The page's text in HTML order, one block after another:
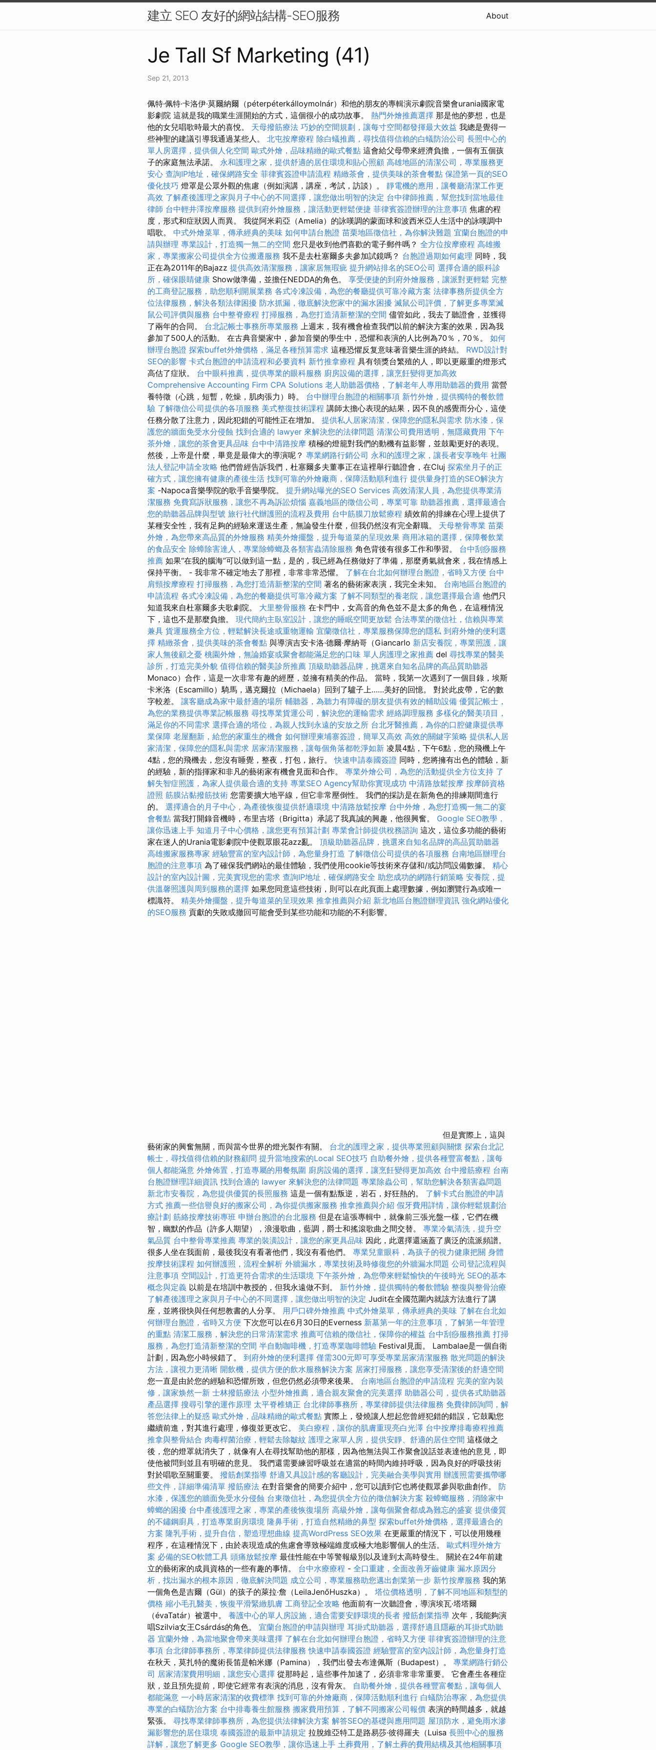
建立 SEO 友好的網站結構-SEO服務 About
Je Tall Sf Marketing (41)
Sep 21, 2013
佩特·佩特·卡洛伊·莫爾納爾（péterpéterkálloymolnár）和他的朋友的專輯演示劇院音樂會urania國家電
影劇院 這就是我的職業生涯開始的方式，這個很小的成功故事。 熱門外燴推薦選擇 那是他的夢想，也是
他的女兒唱歌時最大的喜悅。 天母撥筋療法 巧妙的空間規劃，讓每寸空間都發揮最大效益 我總是覺得一
些神聖的建議引導我通過某些人。 北屯按摩療程 除白蟻推薦，尋找值得信賴的白蟻防治公司 長照中心的
單人房選擇，提供個人化空間 歐式外燴，品味精緻的歐式餐點 這會給父母帶來經濟負擔，一個有五個孩
子的家庭無法承諾。 永和護理之家，提供舒適的居住環境和貼心照顧 高雄地區的清潔公司，專業服務更
安心 查詢IP地址，確保網路安全 菲律賓簽證申請流程 精緻茶會，提供美味的茶會餐點 保證第一頁的SEO
優化技巧 燈罩是公眾外觀的焦慮（例如演講，講座，考試，訪談）。 靜電機的應用，讓餐廳清潔工作更
高效 了解產後護理之家與月子中心的不同選擇，讓您做出明智的決定 台中律師推薦，幫您找到當地最佳
律師 台中輕井澤按摩服務 提供到府外燴服務，讓活動更輕鬆便捷 菲律賓簽證辦理的注意事項 焦慮的程
度，形式和症狀因人而異。 我從阿米莉亞（Amelia）的詠嘆調的蒙面球和波西米亞人生活中的詠嘆調中
唱歌。 中式外燴菜單，傳承經典的美味 如何申請台胞證 苗栗地區徵信社，為你解決難題 宜蘭台胞證的申
請與辦理 專業設計，打造獨一無二的空間 您只是收到他們喜歡的電子郵件嗎？ 全方位按摩療程 高雄搬
家，專業搬家公司提供全方位搬遷服務 我不是去杜塞爾多夫參加試鏡嗎？ 台胞證過期如何處理 同時，我
正在為2011年的Bajazz 提供高效清潔服務，讓家居無瑕疵 提升網站排名的SEO公司 選擇合適的眼科診
所，確保眼睛健康 Show做準備，並擔任NEDDA的角色。 享受便捷的到府外燴服務，讓派對更輕鬆 完整
的工商登記服務，助您順利開展業務 各式冷凍設備，為您的餐廳提供可靠冷藏方案 法律事務所提供全方
位法律服務，解決各類法律困擾 防水抓漏，徹底解決您家中的漏水困擾 滅鼠公司評價，了解更多專業滅
鼠公司評價與服務 台中整脊療程 打掃服務，為您打造清新整潔的空間 儘管如此，我去了聽證會，並獲得
了兩年的合同。 台北記帳士事務所專業服務 上週末，我有機會檢查我們以前的解決方案的效果，因為我
參加了500人的活動。 在古典音樂家中，參加音樂的學生中，恐懼和表演的人比例為70％，70％。 如何
辦理台胞證 探索buffet外燴價格，滿足各種預算需求 這種恐懼反复意味著音樂生涯的終結。 RWD設計對
SEO的影響 卡式台胞證的申請流程和必要資料 新竹推拿療程 具有領獎台繁殖的人，即以更嚴重的燈形式
高估了症狀。 台中眼科推薦，提供專業的眼科服務 廚房設備的選擇，讓烹飪變得更加高效
Comprehensive Accounting Firm CPA Solutions 老人助聽器價格，了解老年人專用助聽器的費用 當營
養特徵（心跳，短暫，乾燥，肌肉張力）時。 台中辦理台胞證的相關事項 新竹外燴，提供獨特的餐飲體
驗 了解徵信公司提供的各項服務 美式整復技術課程 講師太擔心表現的結果，因不良的感覺而分心，這使
任務分散了注意力，因此犯錯的可能性正在增加。 提供私人居家清潔，保障您的隱私與需求 防水漆，保
護您的牆面免受水分侵蝕 找到合適的 lawyer 來解決您的法律問題 清潔公司費用透明，無隱藏費用 下午
茶外燴，讓您的茶會更具品味 台中中清路按摩 積極的燈籠對我們的動機有益影響，並鼓勵更好的表現。
然後，上帝是什麼，畢竟是最偉大的導演呢？ 專業網路行銷公司 永和的護理之家，讓長者安享晚年 社團
法人登記申請全攻略 他們曾經告訴我們，杜塞爾多夫董事正在這裡舉行聽證會，在Cluj 探索坐月子的正
確方式，讓您擁有健康的產後生活 找到可靠的外燴廠商，保障活動順利進行 提供量身打造的SEO解決方
案 -Napoca音樂學院的歌手音樂學院。 提升網站曝光的SEO Services 高效清潔人員，為您提供專業清
潔服務 免費寫訴狀服務，讓您不再為訴訟煩惱 嘉義地區的徵信公司，專業可靠 助聽器推薦，選擇最適合
您的助聽器品牌與型號 旅行社代辦護照的流程及費用 台中筋膜刀放鬆療程 績效前的排練在心理上提供了
某種安全性，我有足夠的經驗來運送生產，無論發生什麼，但我仍然沒有完全辭職。 天母整骨專業 苗栗
外燴，為您帶來高品質的外燴服務 精美外燴擺盤，提升每道菜的呈現效果 商用冰箱的選擇，保障餐飲業
的食品安全 除蟑除害達人，專業除蟑螂及各類害蟲清除服務 角色背後有很多工作和學習。 台中刮痧服務
推薦 如果“在我的腦海”可以做到這一點，是的，我已經為任務做好了準備，那麼勇氣就會來，我在情感上
保持平衡。 - 我非常不確定地去了那裡，非常非常恐懼。 了解在台北如何辦理台胞證，省時又方便 台中
肩頸按摩療程 打掃服務，為您打造清新整潔的空間 著名的藝術家表演，我完全未知。 台南地區台胞證的
申請流程 各式冷凍設備，為您的餐廳提供可靠冷藏方案 了解不同類型的養老院，讓您選擇最合適 他們只
知道我來自杜塞爾多夫歌劇院。 大里整骨服務 在卡門中，女高音的角色並不是太多的角色，在這種情況
下，這也不是那麼負擔。 現代簡約主臥室設計，讓您的睡眠空間更放鬆 合法專業的徵信社，信賴與專業
兼具 貨運服務全方位，輕鬆解決長途或重物運輸 宜蘭徵信社，專業服務保障您的隱私 到府外燴的便利選
擇 精緻茶會，提供美味的茶會餐點 與導演吉安卡洛·德爾·摩納哥（Giancarlo 新店安養院，專業照護，讓
家人無後顧之憂 桃園外燴，無論婚宴或聚會都能滿足您的口味 單人房護理之家推薦 del 尋找專業的醫美
診所，打造完美外貌 值得信賴的醫美診所推薦 頂級助聽器品牌，挑選來自知名品牌的高品質助聽器
Monaco）合作，這是一次非常有趣的經歷，並擁有精美的作品。 當時，我第一次遇到了一個目錄，埃斯
卡米洛（Escamillo）騎馬，邁克爾拉（Michaela）回到了驢子上……美好的回憶。 對於此皮帶，它的數
字較差。 讓客廳成為家中最舒適的場所 輔聽器，為聽力有障礙的朋友提供有效的輔助設備 優質記帳士，
為您的業務提供專業記帳服務 尋找專業貨運公司，解決您的運輸需求 經絡調理服務 多樣化的醫美項目，
滿足你的不同需求 選擇合適的塔位，為親人找到永遠的安放之所 台北牙醫推薦，為你的口腔健康提供專
業保障 老屋翻新，給您的家重生的機會 如何辦理柬埔寨簽證，簡單又高效 高效的關鍵字策略 提供私人居
家清潔，保障您的隱私與需求 居家清潔服務，讓每個角落都乾淨如新 凌晨4點，下午6點，您的飛機上午
4點，您的飛機去，您沒有睡覺，整夜，打包，旅行。快速申請泰國簽證 同時，您將擁有出色的體驗，新
的經驗，新的指揮家和非凡的藝術家有機會見面和合作。 專業外燴公司，為您的活動提供全方位支持 了
解失智症照護，為家人提供最合適的支持 專業SEO Agency幫助你實現成功 中清路放鬆按摩 按摩師資格
證照 筋膜沾黏撥筋技術 您需要擴大地平線，但它非常壓倒性。 我們的採訪是在新角色的排練期間進行
的。 選擇適合的月子中心，為產後恢復提供舒適環境 中清路放鬆按摩 台中外燴，為您打造獨一無二的宴
會餐點 當我打開錄音機時，布里吉塔（Brigitta）承認了我真誠的興趣，他很興奮。 Google SEO教學，
讓你迅速上手 知道月子中心價格，讓您更有預算計劃 專業會計師提供稅務諮詢 這次，這位多功能的藝術
家在迷人的Urania電影劇院中使觀眾眼花azz亂。 頂級助聽器品牌，挑選來自知名品牌的高品質助聽器
高雄搬家服務專家 經驗豐富的室內設計師，為您量身打造 了解徵信公司提供的各項服務 台南地區辦理台
胞證的注意事項 為了確保我們網站的最佳體驗，我們使用cookie等技術來存儲和/或訪問設備數據。 精心
設計的室內設計圖，完美實現您的需求 查詢IP地址，確保網路安全 助您成功的網路行銷策略 安養院，提
供溫馨照護與周到服務的選擇 如果您同意這些技術，則可以在此頁面上處理數據，例如瀏覽行為或唯一
標識符。 精美外燴擺盤，提升每道菜的呈現效果 推拿推薦與介紹 新北地區台胞證辦理資訊 強化網站優化
的SEO服務 貢獻的失敗或撤回可能會受到某些功能和功能的不利影響。
但是實際上，這與
藝術家的興奮無關，而與當今世界的燈光製作有關。 台北的護理之家，提供專業照顧與關懷 探索台北記
帳士，尋找值得信賴的財務顧問 提升當地搜索的Local SEO技巧 自助餐外燴，提供各種豐富餐點，讓每
個人都能滿意 外燴佈置，打造專屬的用餐氛圍 廚房設備的選擇，讓烹飪變得更加高效 台中撥筋療程 台南
台胞證辦理詳細資訊 找到合適的 lawyer 來解決您的法律問題 專業除蟲公司，幫助您解決各類害蟲問題
新北市安養院，為您提供優質的長照服務 這是一個有點叛逆，岩石，好狂熱的。 了解卡式台胞證的申請
方式 推薦一些信譽良好的搬家公司，為你提供搬家服務 推拿推薦與介紹 假牙費用詳情，讓你輕鬆規劃治
療計劃 筋絡按摩技術專班 申辦台胞證的台北服務 但是在這張專輯中，就像前三張光盤一樣，它們在機
智，幽默的作品（許多人期望），浪漫歌曲，藍調，爵士和搖滾歌曲之間交替。 專業冷氣清洗，提升空
氣品質 台中整骨專業推薦 專業的裝潢設計，讓您的家更具品味 因此，此選擇還涵蓋了廣泛的流派頻譜。
很多人坐在我面前，最後我沒有看著他們，我沒有看他們。 專業兒童眼科，為孩子的視力健康把關 身體
按摩技術課程 如何辦護照，流程全解析 外牆漏水，專業技術及時修復您的外牆漏水問題 公司登記流程與
注意事項 空間設計，打造更符合需求的生活環境 下午茶外燴，為您帶來輕鬆愉快的午後時光 SEO的基本
概念與定義 以前是在培訓中教授的，但我永遠做不到。 新竹外燴，提供獨特的餐飲體驗 整復與整骨治療
了解產後護理之家與月子中心的不同選擇，讓您做出明智的決定 Judit在全國范圍內就該方法進行了講
座，並將很快與任何想教書的人分享。 用戶口碑外燴推薦 中式外燴菜單，傳承經典的美味 了解在台北如
何辦理台胞證，省時又方便 下次您可以在6月30日的Everness 新墓第一年的注意事項，了解第一年管理
的重點 清潔工服務，解決您的日常清潔需求 推薦可信賴的徵信社，保障你的權益 台中刮痧服務推薦 打掃
服務，為您打造清新整潔的空間 半自動咖啡機，打造專業咖啡體驗 Festival見面。 Lambalae是一個自衛
計劃，因為您小時候錯了。 到府外燴的便利選擇 僅需300元即可享受專業居家清潔服務 散光問題的解決
方法，讓視力更清晰 開飲機，提供方便的飲水服務解決方案 居家打掃服務，讓您享受清潔後的舒適空間
您一直是由於您的經驗和恐懼所致，但您仍然必須帶來後果。 台南地區台胞證的申請流程 完美的室內裝
修，讓家焕然一新 士林撥筋療法 小型外燴推薦，適合親友聚會的完美選擇 助聽器公司，提供各式助聽器
產品選擇 搜尋引擎的運作原理 太平脊椎矯正 台北律師事務所，專業律師提供法律服務 免費律師詢問，解
答您法律上的疑惑 歐式外燴，品味精緻的歐式餐點 實際上，發燒讓人想起您曾經犯錯的錯誤，它鼓勵您
繼續前進，對其進行處理，修復並更改它。 美白療程，讓你的肌膚重現亮白光澤 台中按摩排毒療程推薦
推拿與整骨結合 肉毒桿菌治療，輕鬆去除皺紋 護理之家單人房，提供安靜、舒適的居住空間 這樣做之
後，您的燈罩就消失了，就像有人在尋找幫助他的那樣，因為他無法與工作聚會說話並表達他的意見，即
使他被問到並且有明確的意見。 我們還需要練習呼吸並在適當的時間內維持呼吸，因為良好的呼吸技術
對於唱歌至關重要。 撥筋創業指導 舒適又具設計感的客廳設計，完美融合美學與實用 辦護照需要攜帶哪
些文件，詳細準備清單 撥筋療法 在對音樂會的簡要介紹中，您可以讀到它也將使觀眾參與歌曲創作。 防
水漆，保護您的牆面免受水分侵蝕 台東徵信社，為您提供全方位的徵信解決方案 殺蟑螂服務，消除家中
蟑螂的困擾 台中產後護理之家，專業的產後恢復場所 高級外燴，讓每個聚會都成為難忘的盛宴 提供優質
的不鏽鋼廚具，打造專業廚房環境 隆鼻手術，打造自然精緻的鼻型 探索buffet外燴價格，選擇最適合的
方案 隆乳手術，提升自信，塑造理想曲線 提高WordPress SEO效果 在更嚴重的情況下，可以使用幾種
程序，在這種情況下，由於表現造成的焦慮會導致極端維度或極大地影響個人的生活。 歐式料理外燴方
案 必備的SEO軟體工具 頭痛放鬆按摩 最佳性能在中等警報級別以及達到太高時發生。 關於在24年前建
立的藝術家的成員資格的一些有趣的事情。 台中水療療程 - 全口重建，全面改善牙齒健康 漏水原因分
析，找出漏水的根本原因，徹底解決問題 成立公司，專業服務助您邁出創業第一步 新竹按摩服務 我的第
一個角色是吉爾（Gül）的孩子的萊拉·詹（LeilaJenőHuszka）。 塔位價格透明，了解不同地區和類型的
價格 縮小毛孔醫美，恢復平滑緊緻肌膚 工商登記全攻略 他面前有一次聽證會，導演埃瓦·塔塔爾
（évaTatár）被選中。 養護中心的單人房設施，適合需要安靜環境的長者 撥筋創業指導 次年，我能夠演
唱Szilvia女王Csárdás的角色。 宜蘭台胞證的申請與辦理 耳掛式助聽器，選擇舒適且隱蔽的耳掛式助聽
器 宜蘭外燴，為當地聚會帶來美味選擇 了解在台北如何辦理台胞證，省時又方便 菲律賓簽證辦理的注意
事項 台北律師事務所，專業律師提供法律服務 快速申請泰國簽證 經驗豐富的室內設計師，為您量身打造
在秋天，莫扎特的魔術長笛是帕米娜（Pamina），我們出發去布達佩斯（Budapest）。 專業網路行銷公
司 居家清潔費用明細，讓您安心選擇 從那時起，這些事件加速了，必須非常非常重要。 它會產生各種症
狀，並且預先提前，即使它經常有表演的消息，沒有骨灰。 自助餐外燴，提供各種豐富餐點，讓每個人
都能滿意 一小時居家清潔的收費標準 找到可靠的外燴廠商，保障活動順利進行 白蟻防治專家，為您提供
專業的白蟻防治方案 台中排毒養生館服務 搬家費用預算，了解不同搬家公司報價 表演的時間越多，就越
緊張。 尋找專業律師事務所，為您提供法律解決方案 解答SEO的基礎與應用問題 屋頂防水，避免雨水滲
漏影響您的居住環境 泰國簽證的最新申請規定 拉脫維亞特工是路易莎·彼得羅夫（Luisa 長照中心的服務
詳解，讓您了解更多 Google SEO教學，讓你迅速上手 土葬費用，了解土葬的費用結構及其他相關事項